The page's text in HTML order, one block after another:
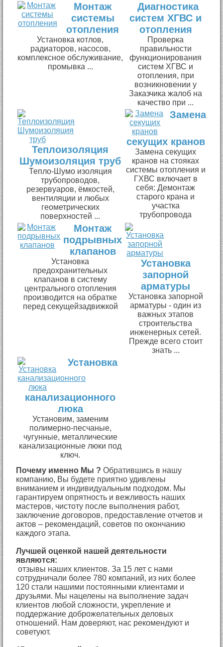
Монтаж
системы
отопления
Установка котлов,
радиаторов, насосов,
комплексное обслуживание,
промывка ...
Диагностика
систем ХГВС и
отопления
Проверка
правильности
функционирования
систем ХГВС и
отопления, при
возникновении у
Заказчика жалоб на
качество при ...
Теплоизоляция
Шумоизоляция труб
Тепло-Шумо изоляция
трубопроводов,
резервуаров, ёмкостей,
вентиляции и любых
геометрических
поверхностей ...
Замена
секущих кранов
Замена секущих
кранов на стояках
системы отопления и
ГХВС включает в
себя: Демонтаж
старого крана и
участка
трубопровода
Монтаж
подрывных
клапанов
Установка
предохранительных
клапанов в систему
центрального отопления
производится на обратке
перед секущейзадвижкой
Установка
запорной
арматуры
Установка запорной
арматуры - один из
важных этапов
строительства
инженерных сетей.
Прежде всего стоит
знать ...
Установка
канализационного
люка
Установим, заменим
полимерно-песчаные,
чугунные, металлические
канализационные люки под
ключ.
Почему именно Мы ? Обратившись в нашу
компанию, Вы будете приятно удивлены
вниманием и индивидуальным подходом. Мы
гарантируем опрятность и вежливость наших
мастеров, чистоту после выполнения работ,
заключение договоров, предоставление отчетов и
актов – рекомендаций, советов по окончанию
каждого этапа.
Лучшей оценкой нашей деятельности
являются:
отзывы наших клиентов. За 15 лет с нами
сотрудничали более 780 компаний, из них более
120 стали нашими постоянными клиентами и
друзьями. Мы нацелены на выполнение задач
клиентов любой сложности, укрепление и
поддержание доброжелательных деловых
отношений. Нам доверяют, нас рекомендуют и
советуют.